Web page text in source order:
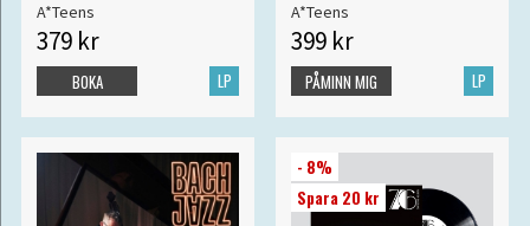
A*Teens
379 kr
LP
BOKA
A*Teens
399 kr
LP
PÅMINN MIG
- 8%
Spara 20 kr